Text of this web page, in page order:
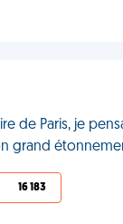
de Paris, je
grand
16 183